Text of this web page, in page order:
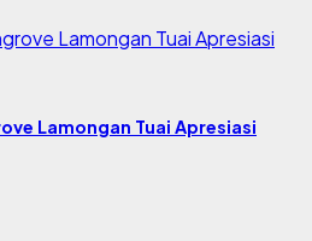
Lamongan Tuai Apresiasi